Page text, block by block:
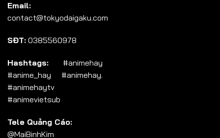
Email:
contact@tokyodaigaku.com
SĐT: 0385560978
Hashtags: #animehay
#anime_hay #animehay.
#animehaytv
#animevietsub
Tele Quảng Cáo:
@MaiBinhKim